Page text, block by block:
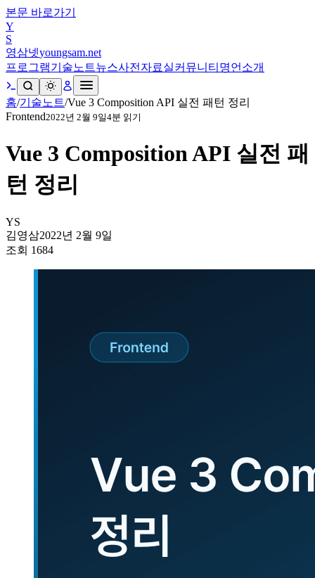
본문 바로가기
Y
S
영삼넷youngsam.net
프로그램기술노트뉴스사전 자료실커뮤니티 명언 소개
홈/기술노트/Vue 3 Composition API 실전 패턴 정리
Frontend2022년 2월 9일4분 읽기
Vue 3 Composition API 실전 패
턴 정리
YS
김영삼2022년 2월 9일
조회 1684